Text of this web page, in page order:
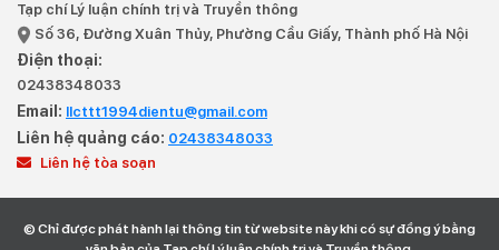
Tạp chí Lý luận chính trị và Truyền thông
Số 36, Đường Xuân Thủy, Phường Cầu Giấy, Thành phố Hà Nội
Điện thoại:
02438348033
Email: llcttt1994dientu@gmail.com
Liên hệ quảng cáo: 02438348033
Liên hệ tòa soạn
© Chỉ được phát hành lại thông tin từ website này khi có sự đồng ý bằng